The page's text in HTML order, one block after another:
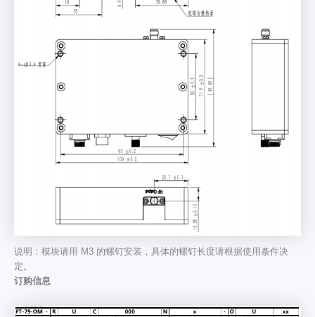
说明：模块请用 M3 的螺钉安装，具体的螺钉长度请根据使用条件决
定。
订购信息